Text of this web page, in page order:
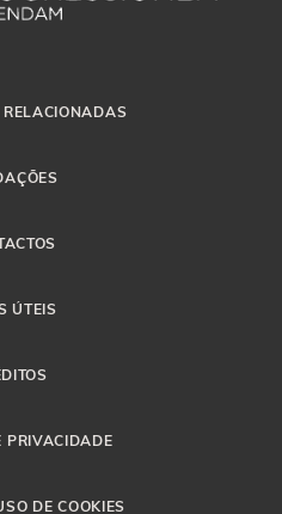
RELACIONADAS
ÚTEIS
PRIVACIDADE
DE COOKIES